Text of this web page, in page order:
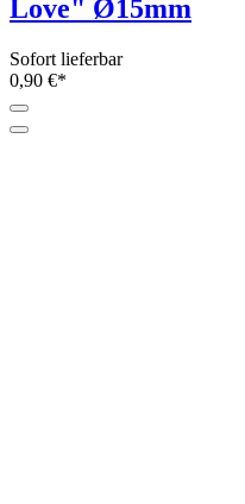
Love" Ø15mm
Sofort lieferbar
0,90 €*